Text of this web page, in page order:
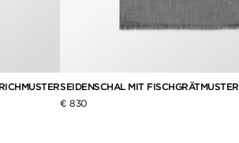
SEIDENSCHAL MIT FISCHGRÄTMUSTER
€ 830